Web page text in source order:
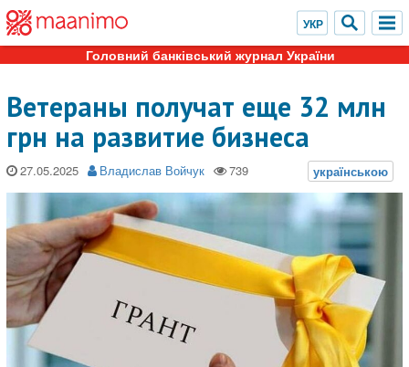
Головний банківський журнал України
Ветераны получат еще 32 млн
грн на развитие бизнеса
27.05.2025 Владислав Войчук